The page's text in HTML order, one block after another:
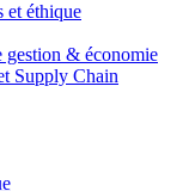
et éthique
gestion & économie
Supply Chain